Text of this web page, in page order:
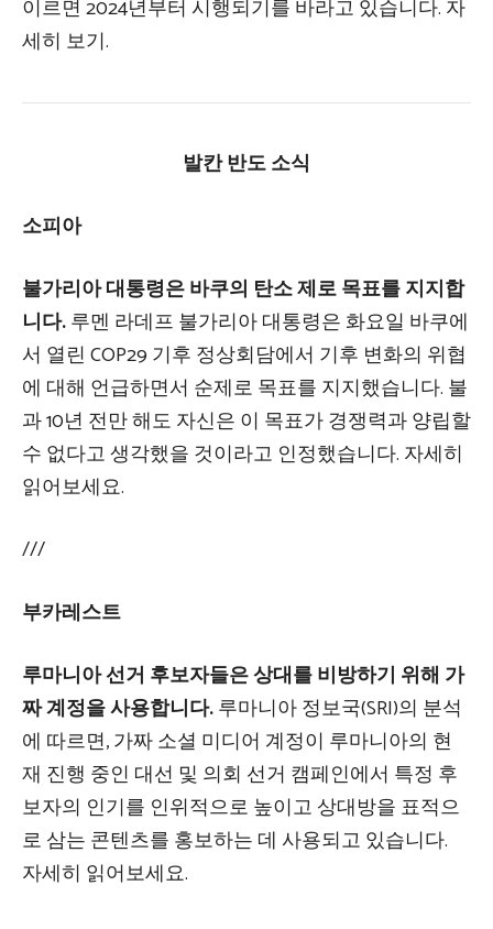
이르면 2024년부터 시행되기를 바라고 있습니다. 자
세히 보기.
발칸 반도 소식
소피아
불가리아 대통령은 바쿠의 탄소 제로 목표를 지지합
니다.루멘 라데프 불가리아 대통령은 화요일 바쿠에
서 열린 COP29 기후 정상회담에서 기후 변화의 위협
에 대해 언급하면서 순제로 목표를 지지했습니다. 불
과 10년 전만 해도 자신은 이 목표가 경쟁력과 양립할
수 없다고 생각했을 것이라고 인정했습니다. 자세히
읽어보세요.
///
부카레스트
루마니아 선거 후보자들은 상대를 비방하기 위해 가
짜 계정을 사용합니다.루마니아 정보국(SRI)의 분석
에 따르면, 가짜 소셜 미디어 계정이 루마니아의 현
재 진행 중인 대선 및 의회 선거 캠페인에서 특정 후
보자의 인기를 인위적으로 높이고 상대방을 표적으
로 삼는 콘텐츠를 홍보하는 데 사용되고 있습니다.
자세히 읽어보세요.